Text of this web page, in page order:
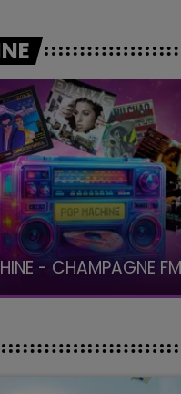
- CHAMPAGNE FM